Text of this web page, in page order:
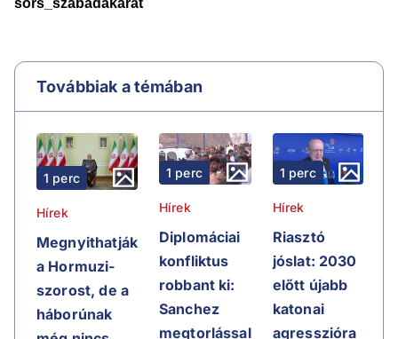
Továbbiak a témában
1 perc
Hírek
Megnyithatják
a Hormuzi-
szorost, de a
háborúnak
1 perc
Hírek
Diplomáciai
konfliktus
robbant ki:
Sanchez
megtorlással
1 perc
Hírek
Riasztó
jóslat: 2030
előtt újabb
katonai
agresszióra